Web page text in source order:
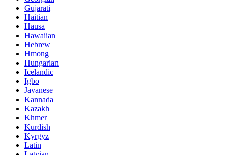
Gujarati
Haitian
Hausa
Hawaiian
Hebrew
Hmong
Hungarian
Icelandic
Igbo
Javanese
Kannada
Kazakh
Khmer
Kurdish
Kyrgyz
Latin